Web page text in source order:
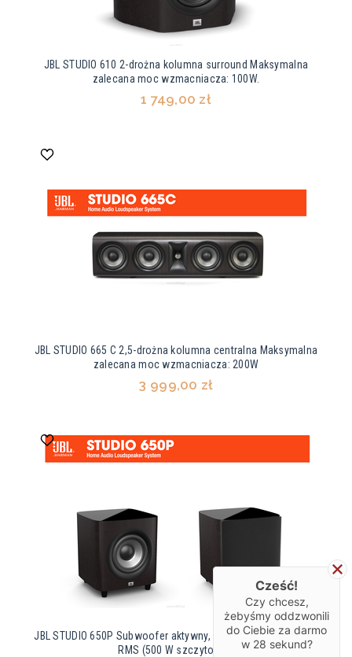
JBL STUDIO 610 2-drożna kolumna surround Maksymalna
zalecana moc wzmacniacza: 100W.
1 749,00 zł
JBL STUDIO 665 C 2,5-drożna kolumna centralna Maksymalna
zalecana moc wzmacniacza: 200W
3 999,00 zł
JBL STUDIO 650P Subwoofer aktywny, 10-calowy Moc: 250 W
RMS (500 W szczytowa).
Cześć!
Czy chcesz,
żebyśmy oddzwonili
do Ciebie za darmo
w 28 sekund?